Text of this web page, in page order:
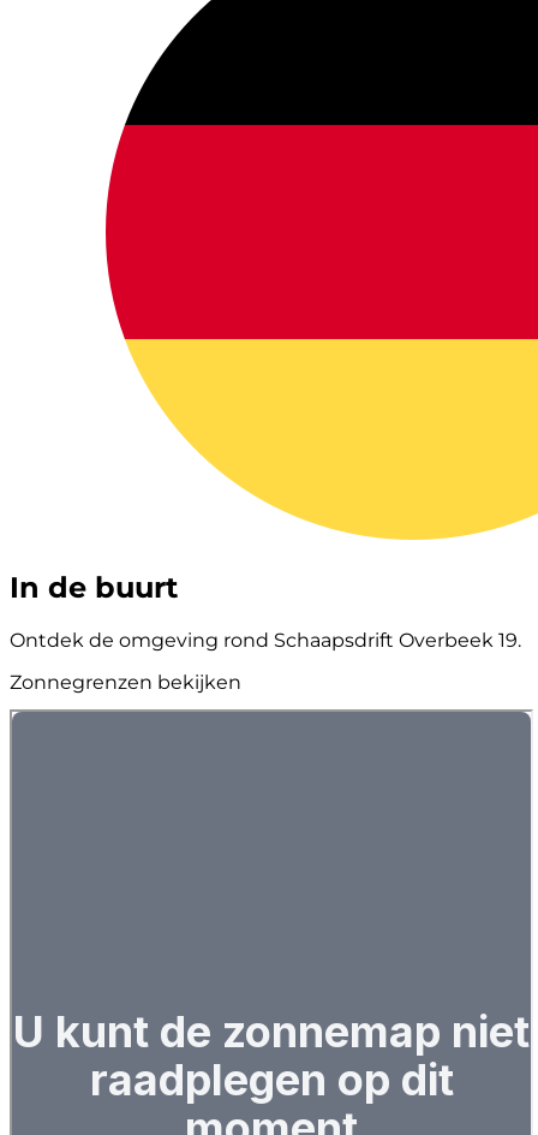
In de buurt
Ontdek de omgeving rond Schaapsdrift Overbeek 19.
Zonnegrenzen bekijken